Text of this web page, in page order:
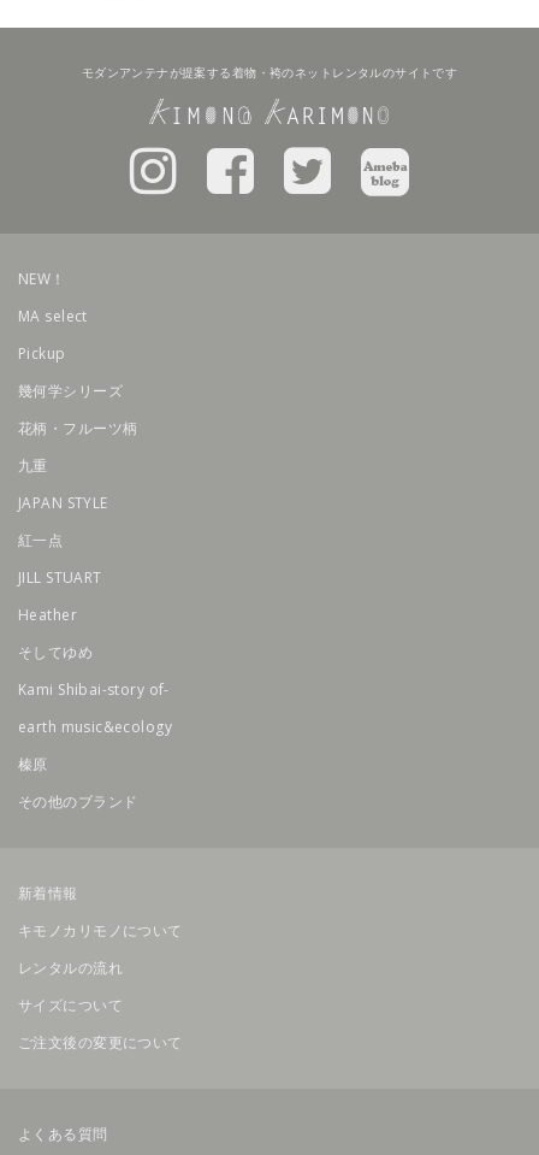
モダンアンテナが提案する着物・袴のネットレンタルのサイトです
NEW！
MA select
Pickup
幾何学シリーズ
花柄・フルーツ柄
九重
JAPAN STYLE
紅一点
JILL STUART
Heather
そしてゆめ
Kami Shibai-story of-
earth music&ecology
榛原
その他のブランド
新着情報
キモノカリモノについて
レンタルの流れ
サイズについて
ご注文後の変更について
よくある質問